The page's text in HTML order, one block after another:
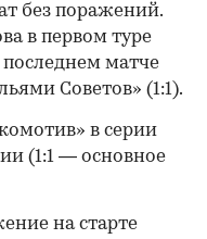
без поражений.
в первом туре
последнем матче
Советов» (1:1).
в серии
(1:1 — основное
на старте